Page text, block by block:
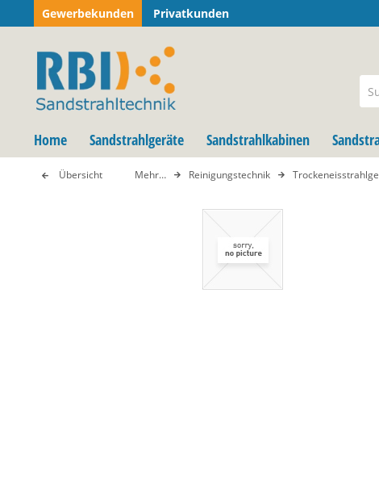
Gewerbekunden Privatkunden
Home Sandstrahlgeräte Sandstrahlkabinen
Übersicht Mehr… Reinigungstechnik